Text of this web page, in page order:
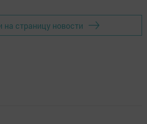
на страницу новости